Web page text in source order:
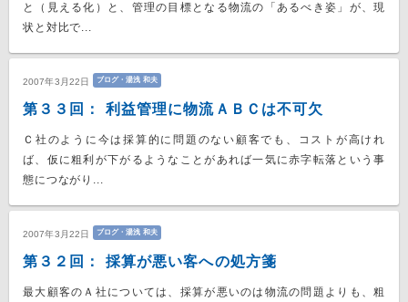
と（見える化）と、管理の目標となる物流の「あるべき姿」が、現
状と対比で...
2007年3月22日 ブログ・湯浅 和夫
第３３回： 利益管理に物流ＡＢＣは不可欠
Ｃ社のように今は採算的に問題のない顧客でも、コストが高けれ
ば、仮に粗利が下がるようなことがあれば一気に赤字転落という事
態につながり...
2007年3月22日 ブログ・湯浅 和夫
第３２回： 採算が悪い客への処方箋
最大顧客のＡ社については、採算が悪いのは物流の問題よりも、粗